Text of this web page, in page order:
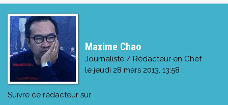
Maxime Chao
Journaliste / Rédacteur en Chef
le jeudi 28 mars 2013, 13:58
Suivre ce rédacteur sur